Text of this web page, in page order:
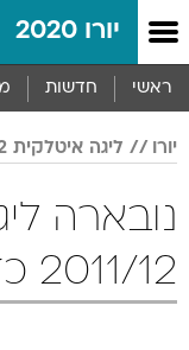
יורו 2020
ראשי חדשות
יורו ליגה איטלקית 2011/12
נובארה
2011/12 כדורגל